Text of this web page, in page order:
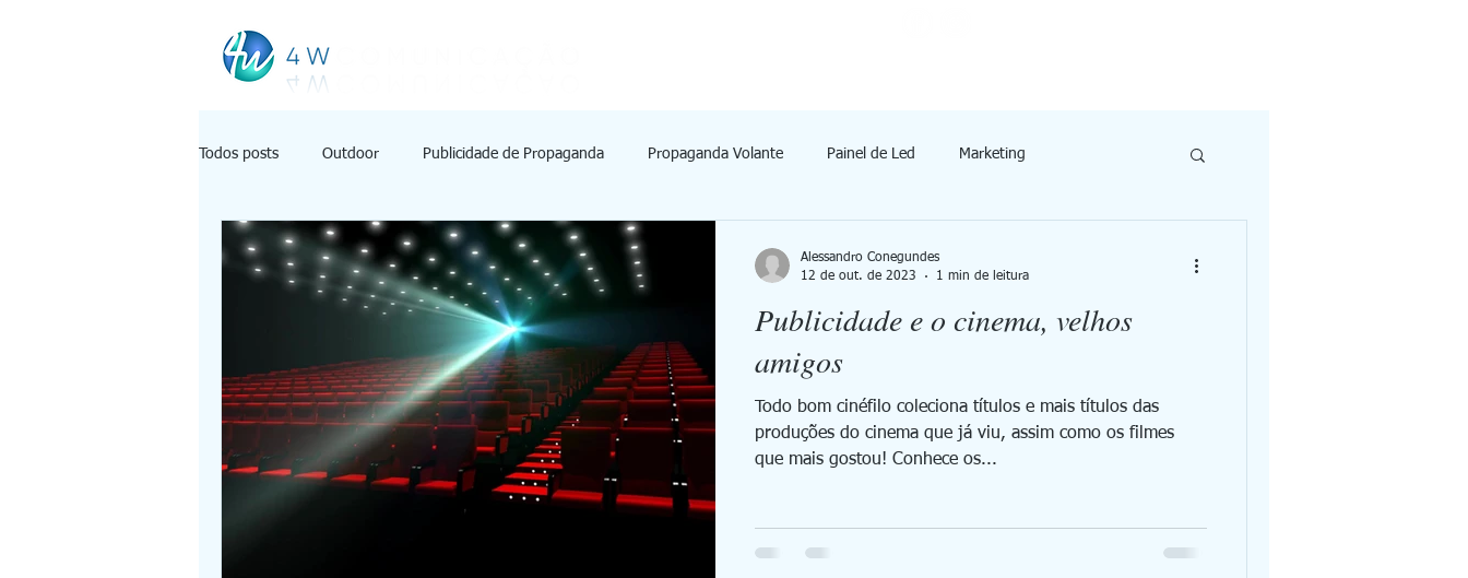
Todos posts Outdoor Publicidade de Propaganda Propaganda Volante Painel de Led Marketing
Comunicação de massa Comunicação de Massa
Publicidade e o cinema, velhos
amigos
Todo bom cinéfilo coleciona títulos e mais títulos das
produções do cinema que já viu, assim como os filmes
que mais gostou! Conhece os...
Alessandro Conegundes
12 de out. de 2023
1 min de leitura